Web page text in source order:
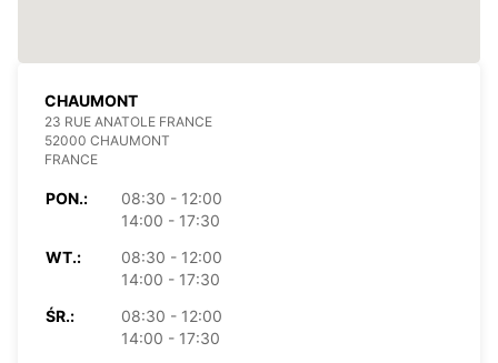
CHAUMONT
23 RUE ANATOLE FRANCE
52000 CHAUMONT
FRANCE
PON.:
08:30 - 12:00
14:00 - 17:30
WT.:
08:30 - 12:00
14:00 - 17:30
ŚR.:
08:30 - 12:00
14:00 - 17:30